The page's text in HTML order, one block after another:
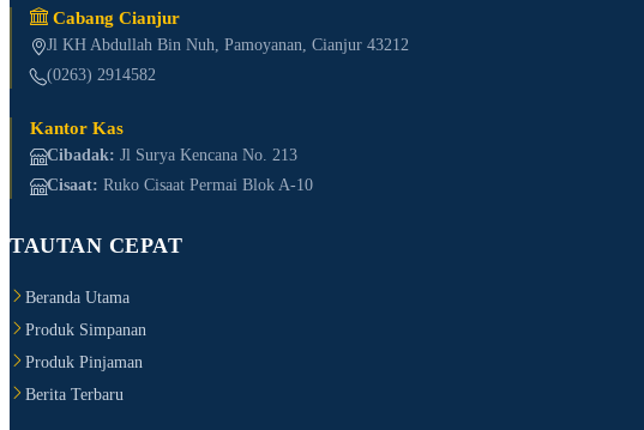
Cabang Cianjur
Jl KH Abdullah Bin Nuh, Pamoyanan, Cianjur 43212
(0263) 2914582
Kantor Kas
Cibadak: Jl Surya Kencana No. 213
Cisaat: Ruko Cisaat Permai Blok A-10
TAUTAN CEPAT
Beranda Utama
Produk Simpanan
Produk Pinjaman
Berita Terbaru